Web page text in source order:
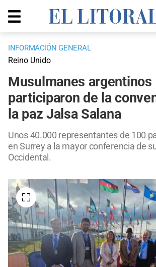
INFORMACIÓN GENERAL
Reino Unido
Musulmanes argentinos
participaron de la
la paz Jalsa Salana
Unos 40.000 representantes de 100
en Surrey a la mayor conferencia de
Occidental.